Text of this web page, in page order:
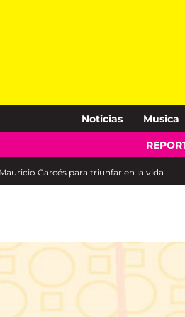
Noticias Musica
Garcés para triunfar en la vida